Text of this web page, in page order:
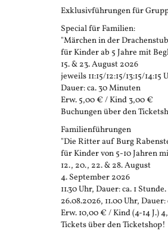
Exklusivführungen für
Special für Familien:
"Märchen in der
für Kinder ab 5 Jahre mit
15. & 23. August 2026
jeweils 11:15/12:15/13:15/14:15
Dauer: ca. 30 Minuten
Erw. 5,00 € / Kind 3,00 €
Buchungen über den
Familienführungen
"Die Ritter auf Burg
für Kinder von 5-10 Jahren
12., 20., 22. & 28. August
4. September 2026
11.30 Uhr, Dauer: ca. 1 Stunde.
26.08.2026, 11.00 Uhr, Dauer:
Erw. 10,00 € / Kind (4-14 J.)
Tickets über den Ticketshop!